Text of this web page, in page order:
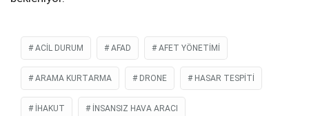
ACIL DURUM AFAD AFET YÖNETIMI
ARAMA KURTARMA DRONE HASAR TESPITI
İHAKUT INSANSIZ HAVA ARACI